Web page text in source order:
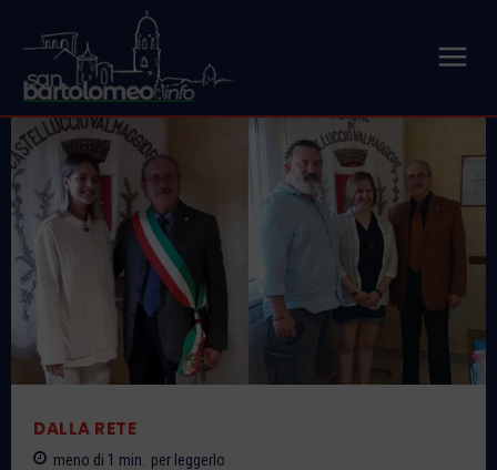
DALLA RETE
meno di 1 min. per leggerlo